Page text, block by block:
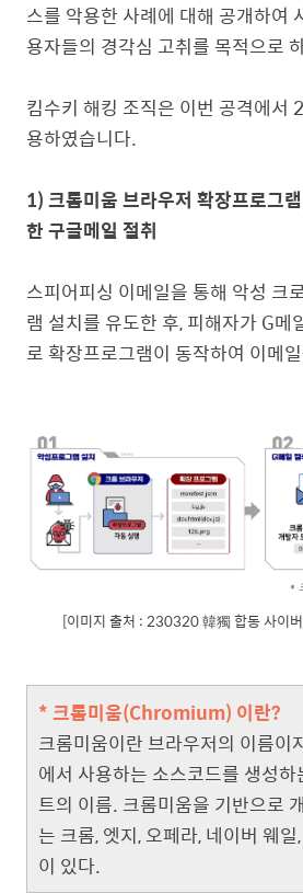
스를 악용한 사례에 대해 공개하여
용자들의 경각심 고취를 목적으로
킴수키 해킹 조직은 이번 공격에서
용하였습니다.
1) 크롬미움 브라우저 확장프로그
한 구글메일 절취
스피어피싱 이메일을 통해 악성 크
램 설치를 유도한 후, 피해자가 G메
로 확장프로그램이 동작하여 이메
[이미지 출처 : 230320 韓獨 합동 사이
* 크롬미움(Chromium) 이란?
크롬미움이란 브라우저의 이름이
에서 사용하는 소스코드를 생성
트의 이름. 크롬미움을 기반으로
는 크롬, 엣지, 오페라, 네이버 웨
이 있다.